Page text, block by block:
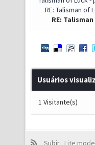
RE: Talisman of
RE:
Usuários
1 Visitante(s)
Subir Lite mode